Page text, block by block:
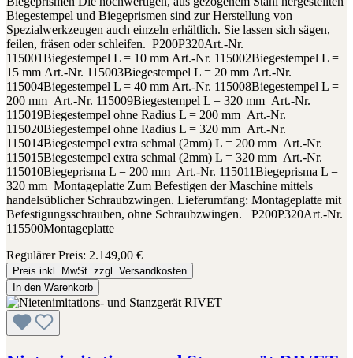
Biegestempel und Biegeprismen sind zur Herstellung von
Spezialwerkzeugen auch einzeln erhältlich. Sie lassen sich sägen,
feilen, fräsen oder schleifen. P200P320Art.-Nr.
115001Biegestempel L = 10 mm Art.-Nr. 115002Biegestempel L =
15 mm Art.-Nr. 115003Biegestempel L = 20 mm Art.-Nr.
115004Biegestempel L = 40 mm Art.-Nr. 115008Biegestempel L =
200 mm Art.-Nr. 115009Biegestempel L = 320 mm Art.-Nr.
115019Biegestempel ohne Radius L = 200 mm Art.-Nr.
115020Biegestempel ohne Radius L = 320 mm Art.-Nr.
115014Biegestempel extra schmal (2mm) L = 200 mm Art.-Nr.
115015Biegestempel extra schmal (2mm) L = 320 mm Art.-Nr.
115010Biegeprisma L = 200 mm Art.-Nr. 115011Biegeprisma L =
320 mm Montageplatte Zum Befestigen der Maschine mittels
handelsüblicher Schraubzwingen. Lieferumfang: Montageplatte mit
Befestigungsschrauben, ohne Schraubzwingen. P200P320Art.-Nr.
115500Montageplatte
Regulärer Preis: 2.149,00 €
Preis inkl. MwSt. zzgl. Versandkosten
In den Warenkorb